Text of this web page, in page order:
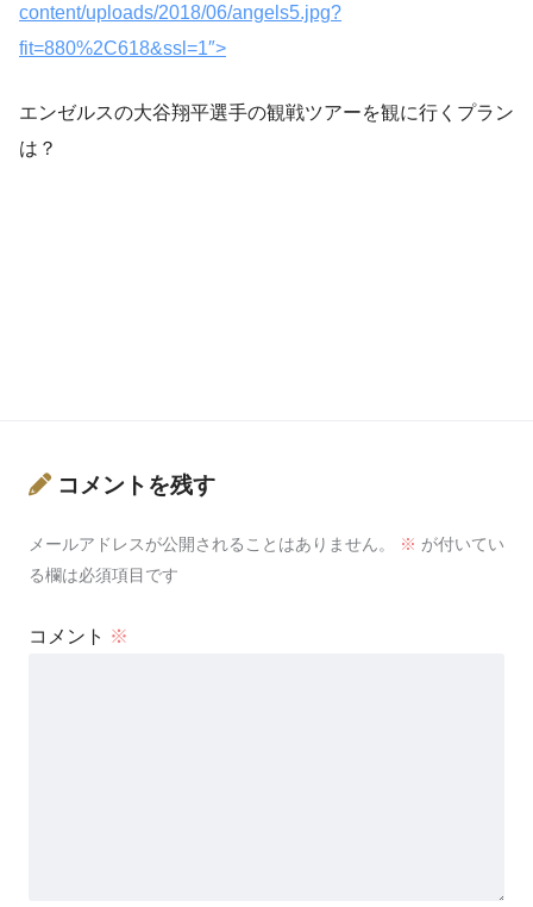
content/uploads/2018/06/angels5.jpg?
fit=880%2C618&ssl=1″>
エンゼルスの大谷翔平選手の観戦ツアーを観に行くプラン
は？
コメントを残す
メールアドレスが公開されることはありません。 ※ が付いてい
る欄は必須項目です
コメント ※